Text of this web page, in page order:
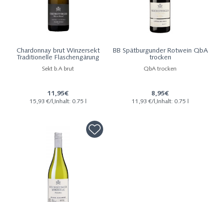
Chardonnay brut Winzersekt
Traditionelle Flaschengärung
Sekt b.A brut
11,95€
15,93 €/l,Inhalt: 0.75 l
BB Spätburgunder Rotwein QbA
trocken
QbA trocken
8,95€
11,93 €/l,Inhalt: 0.75 l